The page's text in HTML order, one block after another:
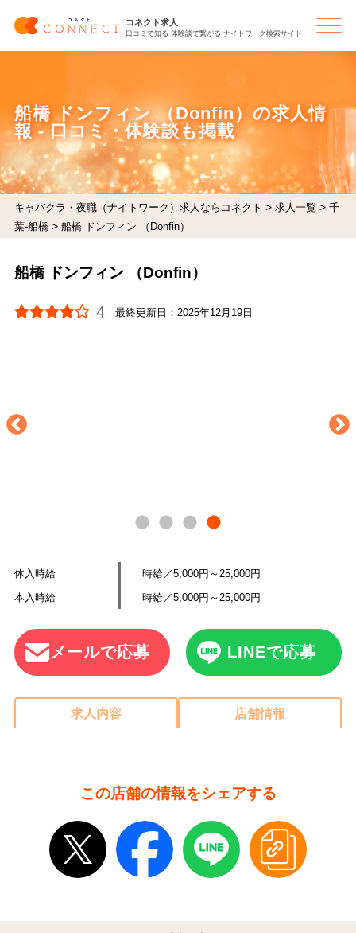
コネクト求人
口コミで知る 体験談で繋がる ナイトワーク検索サイト
船橋 ドンフィン （Donfin）の求人情
報 - 口コミ・体験談も掲載
キャバクラ・夜職（ナイトワーク）求人ならコネクト > 求人一覧 > 千
葉-船橋> 船橋 ドンフィン （Donfin）
船橋 ドンフィン （Donfin）
4 最終更新日：2025年12月19日
体入時給
時給／5,000円～25,000円
本入時給
時給／5,000円～25,000円
メールで応募 LINEで応募
求人内容 店舗情報
この店舗の情報をシェアする